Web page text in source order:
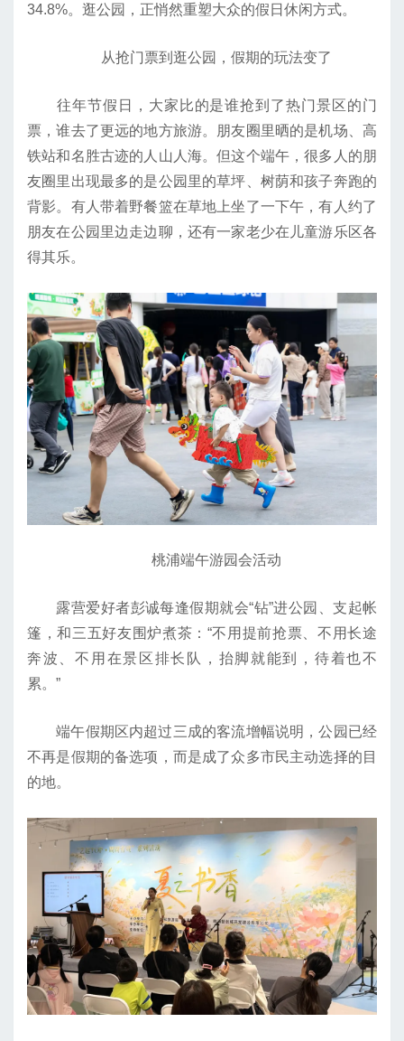
34.8%。逛公园，正悄然重塑大众的假日休闲方式。
从抢门票到逛公园，假期的玩法变了
往年节假日，大家比的是谁抢到了热门景区的门
票，谁去了更远的地方旅游。朋友圈里晒的是机场、高
铁站和名胜古迹的人山人海。但这个端午，很多人的朋
友圈里出现最多的是公园里的草坪、树荫和孩子奔跑的
背影。有人带着野餐篮在草地上坐了一下午，有人约了
朋友在公园里边走边聊，还有一家老少在儿童游乐区各
得其乐。
桃浦端午游园会活动
露营爱好者彭诚每逢假期就会“钻”进公园、支起帐
篷，和三五好友围炉煮茶：“不用提前抢票、不用长途
奔波、不用在景区排长队，抬脚就能到，待着也不
累。”
端午假期区内超过三成的客流增幅说明，公园已经
不再是假期的备选项，而是成了众多市民主动选择的目
的地。